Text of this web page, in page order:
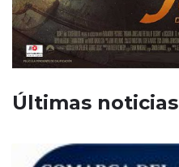
Últimas noticias